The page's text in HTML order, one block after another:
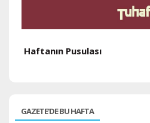
Haftanın Pusulası
GAZETE'DE BU HAFTA